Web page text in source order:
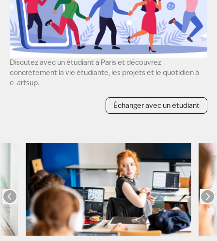
Discutez avec un étudiant à Paris et découvrez
concrètement la vie étudiante, les projets et le quotidien à
e-artsup.
Échanger avec un étudiant